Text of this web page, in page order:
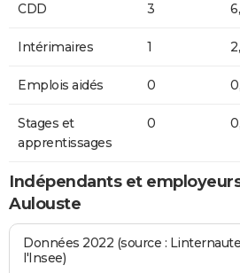
CDD 3
Intérimaires 1
Emplois aidés 0
Stages et
apprentissages
0
Indépendants et
Aulouste
Données 2022 (source :
l'Insee)